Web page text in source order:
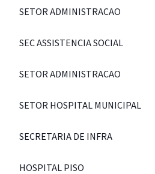
SETOR ADMINISTRACAO
SEC ASSISTENCIA SOCIAL
SETOR ADMINISTRACAO
SETOR HOSPITAL MUNICIPAL
SECRETARIA DE INFRA
HOSPITAL PISO